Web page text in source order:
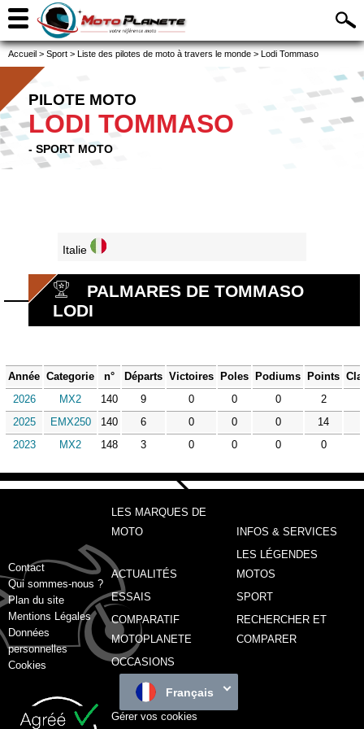
Accueil > Sport > Liste des pilotes de moto à travers le monde > Lodi Tommaso
PILOTE MOTO
LODI TOMMASO
- SPORT MOTO
Italie
PALMARES DE TOMMASO
LODI
Année Categorie n° Départs Victoires Poles Podiums Points
2026
MX2 140 9 0 0 0
2
2025
EMX250 140 6 0 0 0
14
2023
MX2 148 3 0 0 0 0
Contact
Qui sommes-nous ?
Plan du site
Mentions Légales
Données
personnelles
Cookies
LES MARQUES DE
MOTO
INFOS & SERVICES
ACTUALITÉS
LES LÉGENDES
MOTOS
ESSAIS
SPORT
COMPARATIF
MOTOPLANETE
RECHERCHER ET
COMPARER
OCCASIONS
Français
Gérer vos cookies